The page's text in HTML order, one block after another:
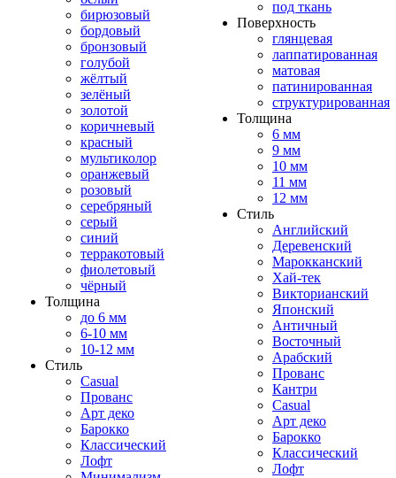
бирюзовый
бордовый
бронзовый
голубой
жёлтый
зелёный
золотой
коричневый
красный
мультиколор
оранжевый
розовый
серебряный
серый
синий
терракотовый
фиолетовый
чёрный
Толщина
до 6 мм
6-10 мм
10-12 мм
Стиль
Casual
Прованс
Арт деко
Барокко
Классический
Лофт
под ткань
Поверхность
глянцевая
лаппатированная
матовая
патинированная
структурированная
Толщина
6 мм
9 мм
10 мм
11 мм
12 мм
Стиль
Английский
Деревенский
Марокканский
Хай-тек
Викторианский
Японский
Античный
Восточный
Арабский
Прованс
Кантри
Casual
Арт деко
Барокко
Классический
Лофт